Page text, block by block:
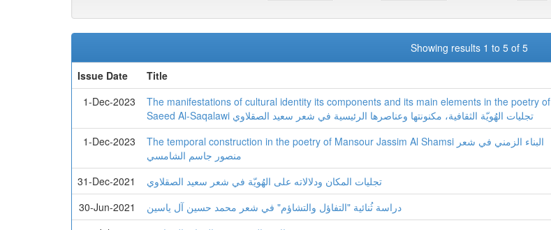
Showing results 1 to 5 of 5
Issue Date
Title
1-Dec-2023
The manifestations of cultural identity its components and its main elements in the poetry of
Saeed Al-Saqalawi تجلیات الهُویّة الثقافیة، مکنونتها وعناصرها الرئیسیة في شعر سعید الصقلاوي
1-Dec-2023
The temporal construction in the poetry of Mansour Jassim Al Shamsi البناء الزمني في شعر
منصور جاسم الشامسي
31-Dec-2021 تجلیات المکان ودلالاته علی الهُویّة في شعر سعید الصقلاوي
30-Jun-2021
دراسة ثُنائیة "التفاؤل والتشاؤم" في شعر محمد حسین آل یاسین